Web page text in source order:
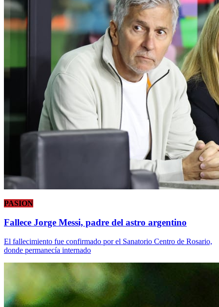
PASION
Fallece Jorge Messi, padre del astro argentino
El fallecimiento fue confirmado por el Sanatorio Centro de Rosario,
donde permanecía internado